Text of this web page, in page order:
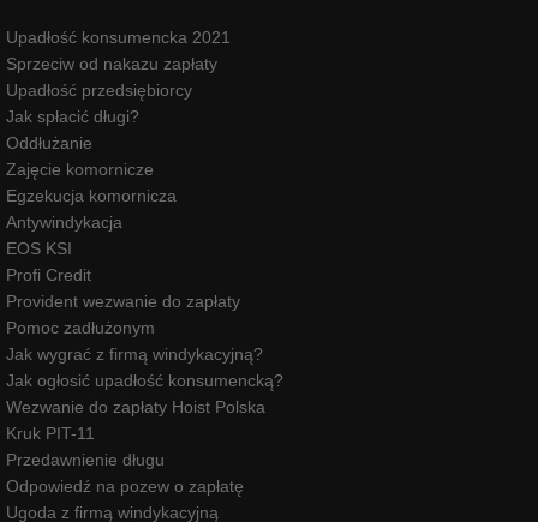
Upadłość konsumencka 2021
Sprzeciw od nakazu zapłaty
Upadłość przedsiębiorcy
Jak spłacić długi?
Oddłużanie
Zajęcie komornicze
Egzekucja komornicza
Antywindykacja
EOS KSI
Profi Credit
Provident wezwanie do zapłaty
Pomoc zadłużonym
Jak wygrać z firmą windykacyjną?
Jak ogłosić upadłość konsumencką?
Wezwanie do zapłaty Hoist Polska
Kruk PIT-11
Przedawnienie długu
Odpowiedź na pozew o zapłatę
Ugoda z firmą windykacyjną